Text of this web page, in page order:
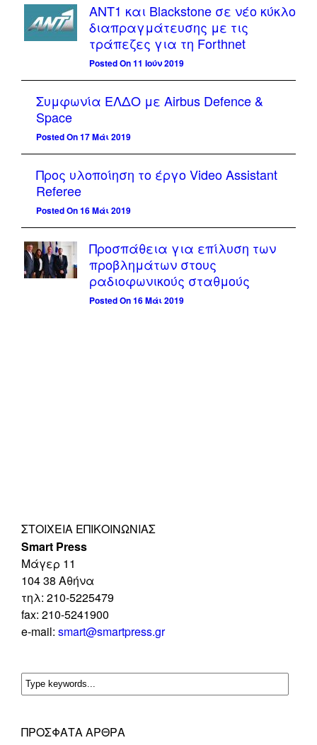
ΑΝΤ1 και Blackstone σε νέο κύκλο
διαπραγμάτευσης με τις
τράπεζες για τη Forthnet
Posted On 11 Ιούν 2019
Συμφωνία ΕΛΔΟ με Airbus Defence &
Space
Posted On 17 Μάι 2019
Προς υλοποίηση το έργο Video Assistant
Referee
Posted On 16 Μάι 2019
Προσπάθεια για επίλυση των
προβλημάτων στους
ραδιοφωνικούς σταθμούς
Posted On 16 Μάι 2019
ΣΤΟΙΧΕΊΑ ΕΠΙΚΟΙΝΩΝΊΑΣ
Smart Press
Mάγερ 11
104 38 Αθήνα
τηλ: 210-5225479
fax: 210-5241900
e-mail: smart@smartpress.gr
ΠΡΌΣΦΑΤΑ ΆΡΘΡΑ